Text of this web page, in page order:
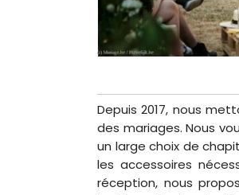
Depuis 2017, nous
des mariages. Nous
un large choix de
les accessoires
réception, nous